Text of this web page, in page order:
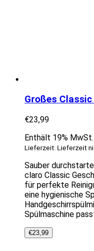
Großes
€23,99
Enthält 19% MwSt.
Lieferzeit: Lieferzeit
Sauber
claro Classic
für perfekte
eine hygienische
Spülmaschine
€23,99